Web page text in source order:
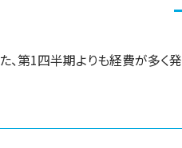
第1四半期よりも経費が多く発